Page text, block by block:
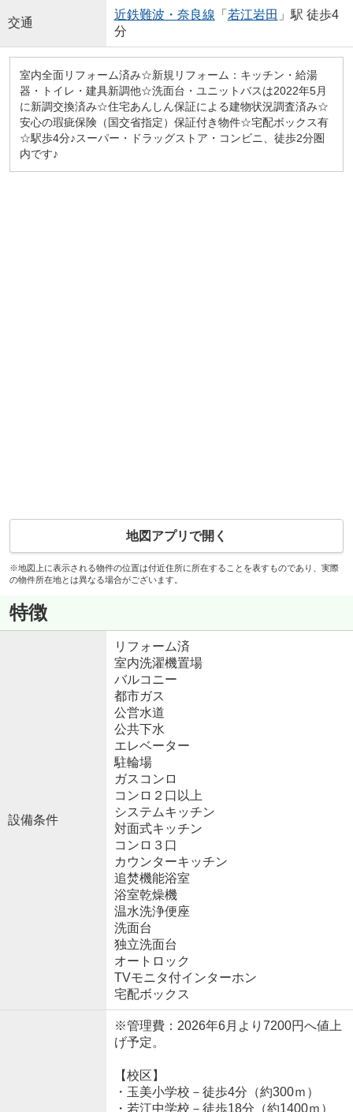
交通
近鉄難波・奈良線 「 若江岩田 」駅 徒歩4
分
室内全面リフォーム済み☆新規リフォーム：キッチン・給湯
器・トイレ・建具新調他☆洗面台・ユニットバスは2022年5月
に新調交換済み☆住宅あんしん保証による建物状況調査済み☆
安心の瑕疵保険（国交省指定）保証付き物件☆宅配ボックス有
☆駅歩4分♪スーパー・ドラッグストア・コンビニ、徒歩2分圏
内です♪
地図アプリで開く
※地図上に表示される物件の位置は付近住所に所在することを表すものであり、実際
の物件所在地とは異なる場合がございます。
特徴
設備条件
リフォーム済
室内洗濯機置場
バルコニー
都市ガス
公営水道
公共下水
エレベーター
駐輪場
ガスコンロ
コンロ２口以上
システムキッチン
対面式キッチン
コンロ３口
カウンターキッチン
追焚機能浴室
浴室乾燥機
温水洗浄便座
洗面台
独立洗面台
オートロック
TVモニタ付インターホン
宅配ボックス
※管理費：2026年6月より7200円へ値上
げ予定。
【校区】
・玉美小学校－徒歩4分（約300ｍ）
・若江中学校－徒歩18分（約1400ｍ）